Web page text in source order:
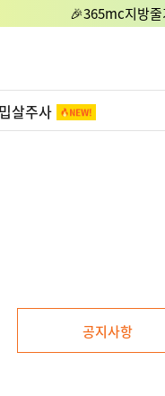
🎉365mc지방
살주사
공지사항